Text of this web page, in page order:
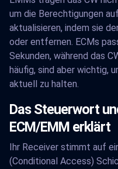
um die Berechtigungen
aktualisieren, indem sie
oder entfernen. ECMs
Sekunden, während das
häufig, sind aber wichtig,
aktuell zu halten.
Das Steuerwort
ECM/EMM erklärt
Ihr Receiver stimmt auf
(Conditional Access)